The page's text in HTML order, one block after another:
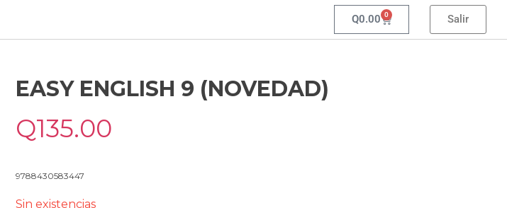
Q0.00 0 Salir
EASY ENGLISH 9 (NOVEDAD)
Q135.00
9788430583447
Sin existencias